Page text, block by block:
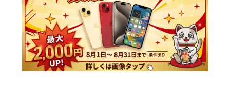
iPhone 14
iPhone 14 Pro
iPhone 14 Pro Max
iPhone SE 3
¥66,600
¥86,600
¥98,100
¥29,600
¥57,000
¥74,000
¥93,000
¥23,000